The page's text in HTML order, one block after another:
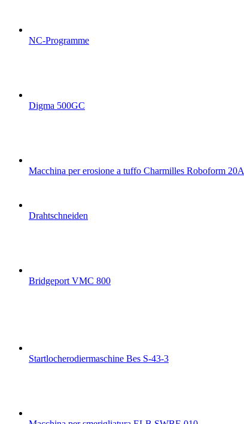
NC-Programme
Digma 500GC
Macchina per erosione a tuffo Charmilles Roboform 20A
Drahtschneiden
Bridgeport VMC 800
Startlocherodiermaschine Bes S-43-3